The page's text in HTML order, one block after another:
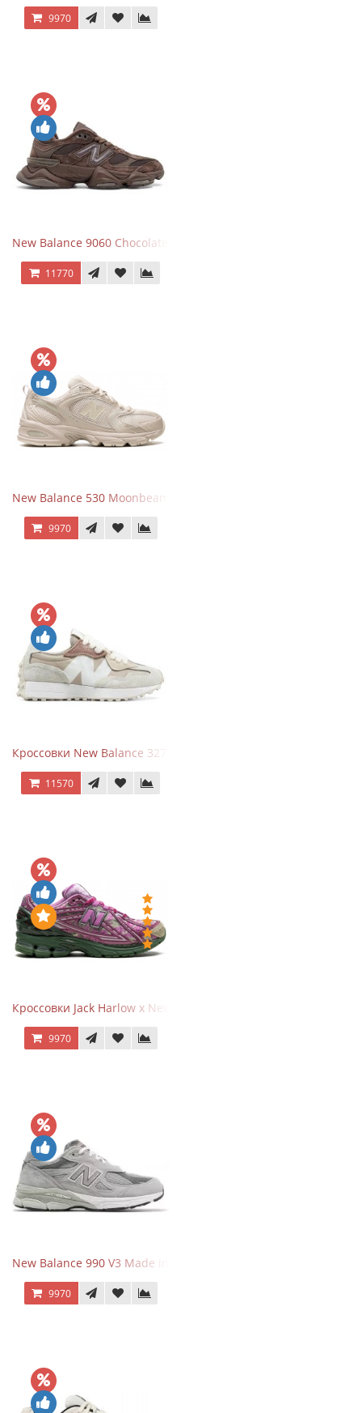
9970
New Balance 9060 Chocolate Brown
11770
New Balance 530 Moonbeam Sea Salt
9970
Кроссовки New Balance 327 Beige Pink
11570
Кроссовки Jack Harlow x New Balance 1906r Kentucky Derby
9970
New Balance 990 V3 Made in USA Grey
9970